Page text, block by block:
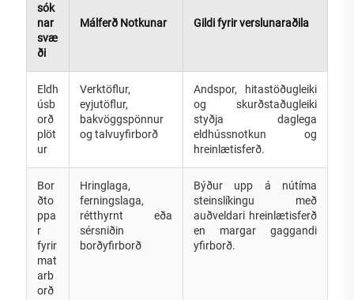
sók
nar
svæ
ði
Málferð Notkunar Gildi fyrir verslunaraðila
Eldh
úsb
orð
plöt
ur
Verktöflur,
eyjutöflur,
bakvöggspönnur
og talvuyfirborð
Andspor, hitastöðugleiki
og skurðstaðugleiki
styðja daglega
eldhússnotkun og
hreinlætisferð.
Bor
ðto
ppa
r
fyrir
mat
arb
orð
Hringlaga,
ferningslaga,
rétthyrnt eða
sérsniðin
borðyfirborð
Býður upp á nútíma
steinslíkingu með
auðveldari hreinlætisferð
en margar gaggandi
yfirborð.